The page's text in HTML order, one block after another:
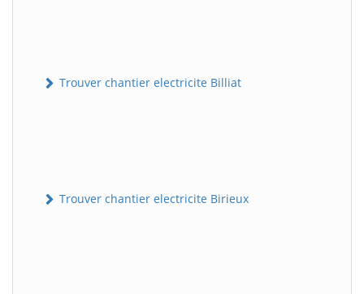
Trouver chantier electricite Billiat
Trouver chantier electricite Birieux